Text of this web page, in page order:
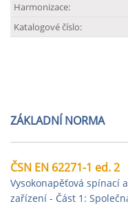
Harmonizace:
Katalogové číslo:
ZÁKLADNÍ NORMA
ČSN EN 62271-1 ed. 2
Vysokonapěťová spínací
zařízení - Část 1: